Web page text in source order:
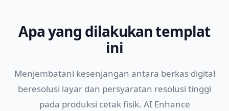
Apa yang dilakukan templat
ini
Menjembatani kesenjangan antara berkas digital
beresolusi layar dan persyaratan resolusi tinggi
pada produksi cetak fisik. AI Enhance